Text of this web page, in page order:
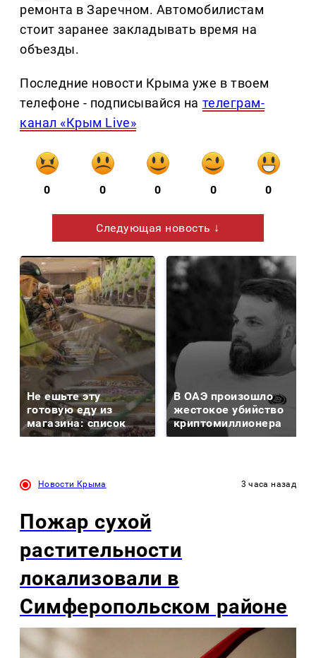
ремонта в Заречном. Автомобилистам
стоит заранее закладывать время на
объезды.
Последние новости Крыма уже в твоем
телефоне - подписывайся на телеграм-
канал «Крым Live»
0 0 0 0 0
Следующая новость ↓
Не ешьте эту
готовую еду из
магазина: список
В ОАЭ произошло
жестокое убийство
криптомиллионера
Новости Крыма 3 часа назад
Пожар сухой
растительности
локализовали в
Симферопольском районе